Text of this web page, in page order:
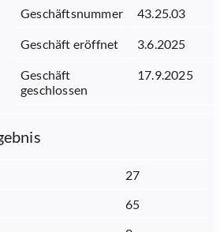
Geschäftsnummer 43.25.03
Geschäft eröffnet 3.6.2025
Geschäft
geschlossen
17.9.2025
27
65